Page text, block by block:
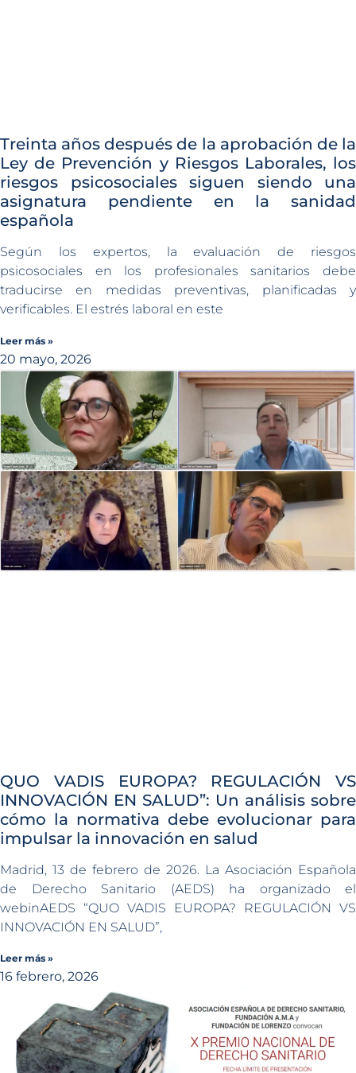
Treinta años después de la aprobación de la
Ley de Prevención y Riesgos Laborales, los
riesgos psicosociales siguen siendo una
asignatura pendiente en la sanidad
española
Según los expertos, la evaluación de riesgos
psicosociales en los profesionales sanitarios debe
traducirse en medidas preventivas, planificadas y
verificables. El estrés laboral en este
Leer más »
20 mayo, 2026
QUO VADIS EUROPA? REGULACIÓN VS
INNOVACIÓN EN SALUD”: Un análisis sobre
cómo la normativa debe evolucionar para
impulsar la innovación en salud
Madrid, 13 de febrero de 2026. La Asociación Española
de Derecho Sanitario (AEDS) ha organizado el
webinAEDS “QUO VADIS EUROPA? REGULACIÓN VS
INNOVACIÓN EN SALUD”,
Leer más »
16 febrero, 2026